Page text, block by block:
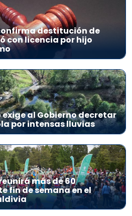
destitución de
con licencia por hijo
al Gobierno decretar
por intensas lluvias
más de 60
fin de semana en el